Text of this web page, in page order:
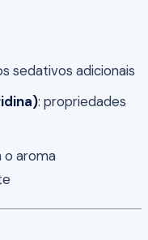
sedativos adicionais
: propriedades
o aroma